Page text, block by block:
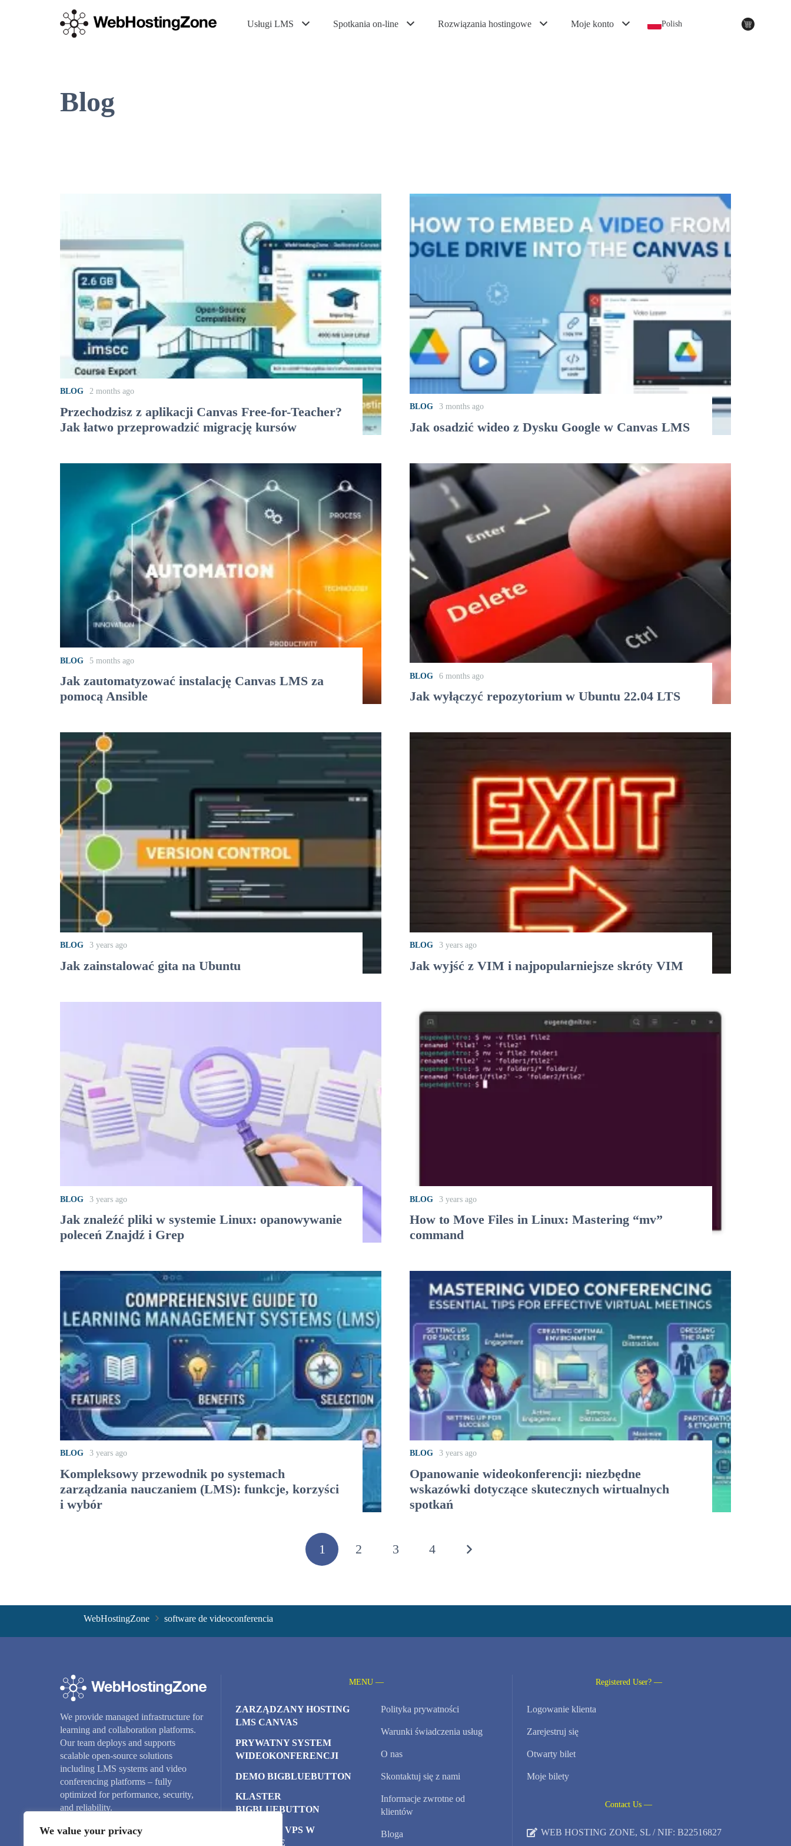
We value your privacy
Usługi LMS Spotkania on-line Rozwiązania hostingowe Moje konto Polish
Blog
BLOG 2 months ago
Przechodzisz z aplikacji Canvas Free-for-Teacher?
Jak łatwo przeprowadzić migrację kursów
BLOG 3 months ago
Jak osadzić wideo z Dysku Google w Canvas LMS
BLOG 5 months ago
Jak zautomatyzować instalację Canvas LMS za
pomocą Ansible
BLOG 6 months ago
Jak wyłączyć repozytorium w Ubuntu 22.04 LTS
BLOG 3 years ago
Jak zainstalować gita na Ubuntu
BLOG 3 years ago
Jak wyjść z VIM i najpopularniejsze skróty VIM
BLOG 3 years ago
Jak znaleźć pliki w systemie Linux: opanowywanie
poleceń Znajdź i Grep
BLOG 3 years ago
How to Move Files in Linux: Mastering “mv”
command
BLOG 3 years ago
Kompleksowy przewodnik po systemach
zarządzania nauczaniem (LMS): funkcje, korzyści
i wybór
BLOG 3 years ago
Opanowanie wideokonferencji: niezbędne
wskazówki dotyczące skutecznych wirtualnych
spotkań
1 2 3 4
WebHostingZone software de videoconferencia
We provide managed infrastructure for
learning and collaboration platforms.
Our team deploys and supports
scalable open-source solutions
including LMS systems and video
conferencing platforms – fully
optimized for performance, security,
and reliability.
MENU —
ZARZĄDZANY HOSTING
LMS CANVAS
PRYWATNY SYSTEM
WIDEOKONFERENCJI
DEMO BIGBLUEBUTTON
KLASTER
BIGBLUEBUTTON
SERWERY VPS W
CHMURZE
Polityka prywatności
Warunki świadczenia usług
O nas
Skontaktuj się z nami
Informacje zwrotne od
klientów
Bloga
Registered User? —
Logowanie klienta
Zarejestruj się
Otwarty bilet
Moje bilety
Contact Us —
WEB HOSTING ZONE, SL / NIF: B22516827